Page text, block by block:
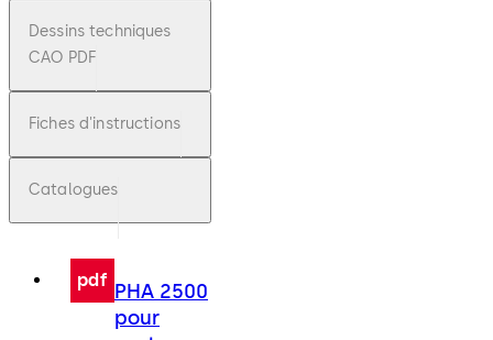
Dessins techniques
CAO PDF
Fiches d'instructions
Catalogues
pdf PHA 2500
pour